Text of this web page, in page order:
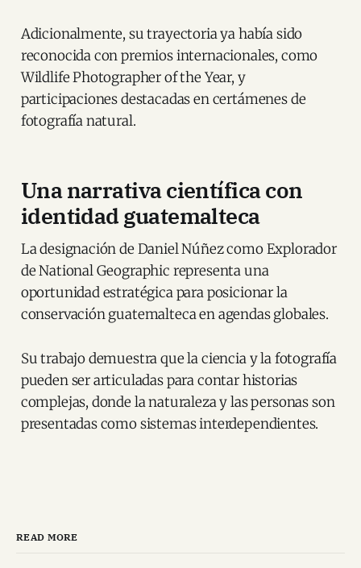
Adicionalmente, su trayectoria ya había sido
reconocida con premios internacionales, como
Wildlife Photographer of the Year, y
participaciones destacadas en certámenes de
fotografía natural.
Una narrativa científica con
identidad guatemalteca
La designación de Daniel Núñez como Explorador
de National Geographic representa una
oportunidad estratégica para posicionar la
conservación guatemalteca en agendas globales.
Su trabajo demuestra que la ciencia y la fotografía
pueden ser articuladas para contar historias
complejas, donde la naturaleza y las personas son
presentadas como sistemas interdependientes.
READ MORE